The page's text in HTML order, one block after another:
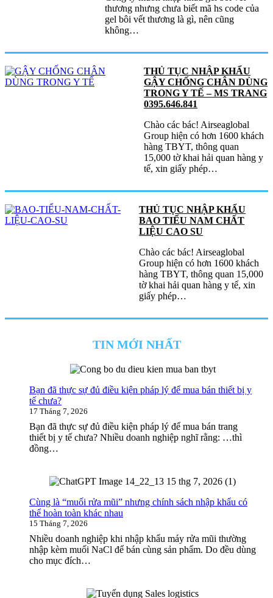
thương nhưng chưa biết mã hs code của
gel bôi vết thương là gì, nên cũng
không…
THỦ TỤC NHẬP KHẨU
GẬY CHỐNG CHÂN DÙNG
TRONG Y TẾ – MS TRANG
0395.646.841
Chào các bác! Airseaglobal
Group hiện có hơn 1600 khách
hàng TBYT, thông quan
15,000 tờ khai hải quan hàng y
tế, xin giấy phép…
THỦ TỤC NHẬP KHẨU
BAO TIỂU NAM CHẤT
LIỆU CAO SU
Chào các bác! Airseaglobal
Group hiện có hơn 1600 khách
hàng TBYT, thông quan 15,000
tờ khai hải quan hàng y tế, xin
giấy phép…
TIN MỚI NHẤT
Bạn đã thực sự đủ điều kiện pháp lý để mua bán thiết bị y
tế chưa?
17 Tháng 7, 2026
Bạn đã thực sự đủ điều kiện pháp lý để mua bán trang
thiết bị y tế chưa? Nhiều doanh nghiệp nghĩ rằng: …thì
đồng…
Cùng là “muối rửa mũi” nhưng chính sách nhập khẩu có
thể hoàn toàn khác nhau
15 Tháng 7, 2026
Nhiều doanh nghiệp khi nhập khẩu máy rửa mũi thường
nhập kèm muối NaCl để bán cùng sản phẩm. Do đều dùng
cho mục đích…